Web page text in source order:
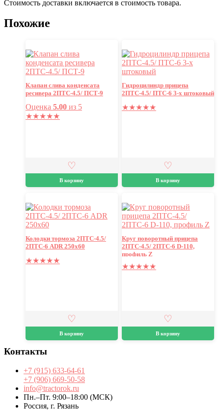
Стоимость доставки включается в стоимость товара.
Похожие
Клапан слива конденсата
ресивера 2ПТС-4.5/ ПСТ-9
Оценка 5.00из 5
★★★★★
В корзину
Гидроцилиндр прицепа
2ПТС-4.5/ ПТС-6 3-х штоковый
★★★★★
В корзину
Колодки тормоза 2ПТС-4.5/
2ПТС-6 ADR 250х60
★★★★★
В корзину
Круг поворотный прицепа
2ПТС-4.5/ 2ПТС-6 D-110,
профиль Z
★★★★★
В корзину
Контакты
+7 (915) 633-64-61
+7 (906) 669-50-58
info@tractorok.ru
Пн.–Пт. 9:00–18:00 (МСК)
Россия, г. Рязань